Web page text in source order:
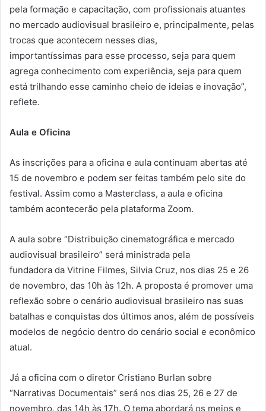
pela formação e capacitação, com profissionais atuantes
no mercado audiovisual brasileiro e, principalmente, pelas
trocas que acontecem nesses dias,
importantíssimas para esse processo, seja para quem
agrega conhecimento com experiência, seja para quem
está trilhando esse caminho cheio de ideias e inovação”,
reflete.
Aula e Oficina
As inscrições para a oficina e aula continuam abertas até
15 de novembro e podem ser feitas também pelo site do
festival. Assim como a Masterclass, a aula e oficina
também acontecerão pela plataforma Zoom.
A aula sobre “Distribuição cinematográfica e mercado
audiovisual brasileiro” será ministrada pela
fundadora da Vitrine Filmes, Silvia Cruz, nos dias 25 e 26
de novembro, das 10h às 12h. A proposta é promover uma
reflexão sobre o cenário audiovisual brasileiro nas suas
batalhas e conquistas dos últimos anos, além de possíveis
modelos de negócio dentro do cenário social e econômico
atual.
Já a oficina com o diretor Cristiano Burlan sobre
“Narrativas Documentais” será nos dias 25, 26 e 27 de
novembro, das 14h às 17h. O tema abordará os meios e